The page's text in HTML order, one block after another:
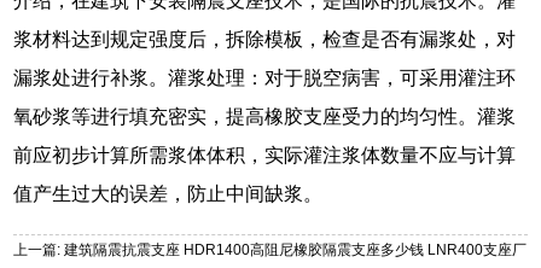
浆材料达到规定强度后，拆除模板，检查是否有漏浆处，对
漏浆处进行补浆。灌浆处理：对于脱空病害，可采用灌注环
氧砂浆等进行填充密实，提高橡胶支座受力的均匀性。灌浆
前应初步计算所需浆体体积，实际灌注浆体数量不应与计算
值产生过大的误差，防止中间缺浆。
上一篇: 建筑隔震抗震支座 HDR1400高阻尼橡胶隔震支座多少钱 LNR400支座厂